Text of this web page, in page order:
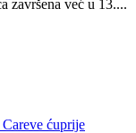
završena već u 13....
ćuprije